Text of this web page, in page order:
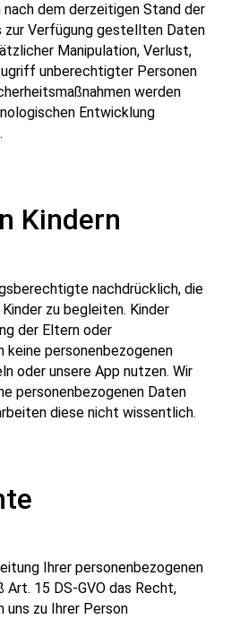
dem derzeitigen Stand der
zur Verfügung gestellten Daten
Manipulation, Verlust,
unberechtigter Personen
werden
Entwicklung
Kindern
nachdrücklich, die
zu begleiten. Kinder
der Eltern oder
keine personenbezogenen
oder unsere App nutzen. Wir
personenbezogenen Daten
diese nicht wissentlich.
Ihrer personenbezogenen
Art. 15 DS-GVO das Recht,
uns zu Ihrer Person